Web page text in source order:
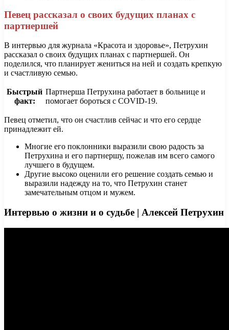
Певец рассказал о своих будущих планах с
партнершей
В интервью для журнала «Красота и здоровье», Петрухин
рассказал о своих будущих планах с партнершей. Он
поделился, что планирует жениться на ней и создать крепкую
и счастливую семью.
Быстрый
факт:
Партнерша Петрухина работает в больнице и
помогает бороться с COVID-19.
Певец отметил, что он счастлив сейчас и что его сердце
принадлежит ей.
Многие его поклонники выразили свою радость за
Петрухина и его партнершу, пожелав им всего самого
лучшего в будущем.
Другие высоко оценили его решение создать семью и
выразили надежду на то, что Петрухин станет
замечательным отцом и мужем.
Интервью о жизни и о судьбе | Алексей Петрухин